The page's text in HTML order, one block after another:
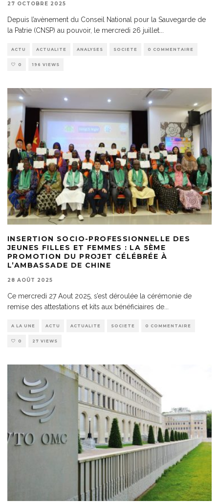
27 OCTOBRE 2025
Depuis l’avènement du Conseil National pour la Sauvegarde de
la Patrie (CNSP) au pouvoir, le mercredi 26 juillet...
ACTU ACTUALITE ANALYSES SOCIETE 0 COMMENTAIRE
0 196 VIEWS
INSERTION SOCIO-PROFESSIONNELLE DES
JEUNES FILLES ET FEMMES : LA 5ÈME
PROMOTION DU PROJET CÉLÉBRÉE À
L’AMBASSADE DE CHINE
28 AOÛT 2025
Ce mercredi 27 Aout 2025, s’est déroulée la cérémonie de
remise des attestations et kits aux bénéficiaires de
A LA UNE ACTU ACTUALITE SOCIETE 0 COMMENTAIRE
0 27 VIEWS